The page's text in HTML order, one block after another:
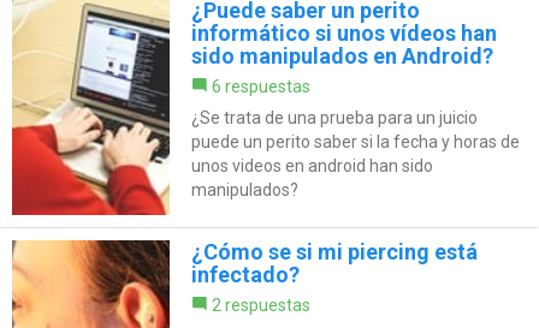
¿Puede saber un perito
informático si unos vídeos han
sido manipulados en Android?
6 respuestas
¿Se trata de una prueba para un juicio
puede un perito saber si la fecha y horas de
unos videos en android han sido
manipulados?
¿Cómo se si mi piercing está
infectado?
2 respuestas